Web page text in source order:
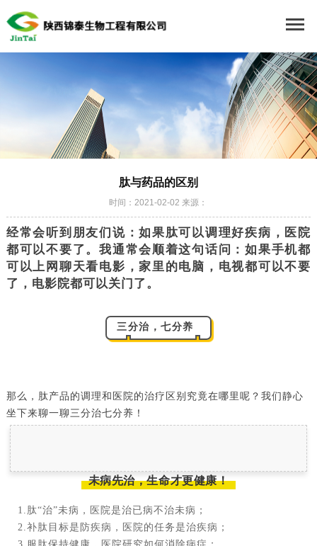
肽与药品的区别
时间：2021-02-02 来源：
经常会听到朋友们说：如果肽可以调理好疾病，医院
都可以不要了。我通常会顺着这句话问：如果手机都
可以上网聊天看电影，家里的电脑，电视都可以不要
了，电影院都可以关门了。
三分治，七分养
那么，肽产品的调理和医院的治疗区别究竟在哪里呢？我们静心
坐下来聊一聊三分治七分养！
未病先治，生命才更健康！
1.肽“治”未病，医院是治已病不治未病；
2.补肽目标是防疾病，医院的任务是治疾病；